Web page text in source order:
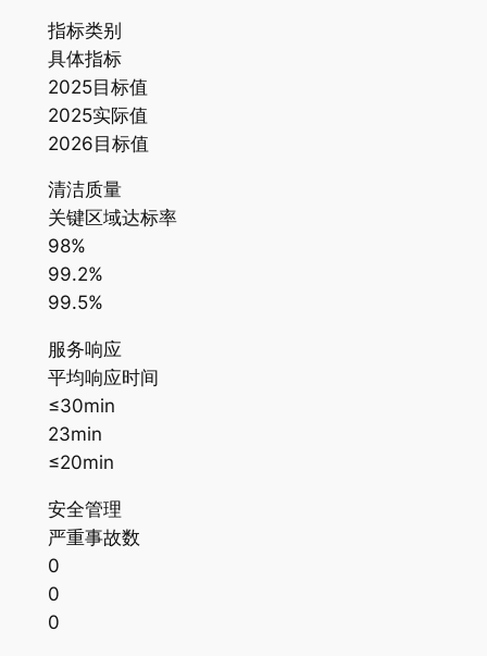
指标类别
具体指标
2025目标值
2025实际值
2026目标值
清洁质量
关键区域达标率
98%
99.2%
99.5%
服务响应
平均响应时间
≤30min
23min
≤20min
安全管理
严重事故数
0
0
0